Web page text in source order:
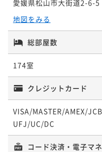
【ロングステイ◆朝食付
時間ステイプラン
愛媛県松山市大街道2-6-5
地図をみる
総部屋数
174室
クレジットカード
VISA/MASTER/AMEX/
UFJ/UC/DC
コード決済・電子マ